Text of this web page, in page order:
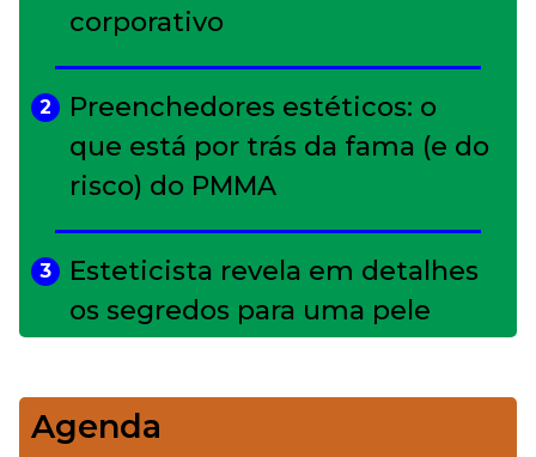
corporativo
2
Preenchedores estéticos: o
que está por trás da fama (e do
risco) do PMMA
3
Esteticista revela em detalhes
os segredos para uma pele
4
Bolsas de palha e ráfia: o
Agenda